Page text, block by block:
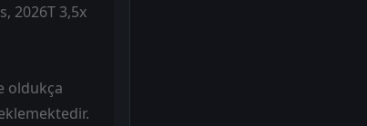
2026T 3,5x
oldukça